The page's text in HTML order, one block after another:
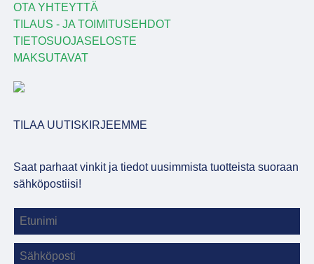
OTA YHTEYTTÄ
TILAUS - JA TOIMITUSEHDOT
TIETOSUOJASELOSTE
MAKSUTAVAT
TILAA UUTISKIRJEEMME
Saat parhaat vinkit ja tiedot uusimmista tuotteista suoraan
sähköpostiisi!